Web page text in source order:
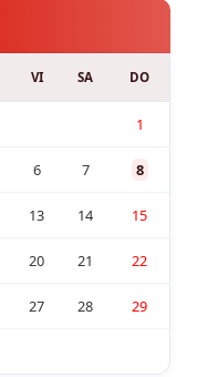
VI SA DO
1
6 7 8
13 14 15
20 21 22
27 28 29